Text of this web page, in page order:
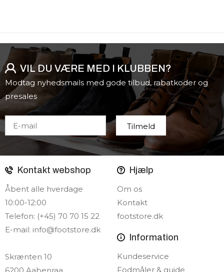
VIL DU VÆRE MED I KLUBBEN?
Modtag nyhedsmails med gode tilbud, rabatkoder og
presales
Kontakt webshop
Åbent alle hverdage
10:00-12:00
Telefon: (+45) 70 70 15 22
E-mail: info@footstore.dk
Skrænten 10
Hjælp
Om os
Kontakt
footstore.dk
Information
Kundeservice
Fodmåler & guide